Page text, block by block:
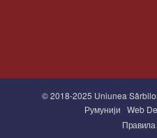
© 2018-2025 Uniunea
Румунији Web
Правила